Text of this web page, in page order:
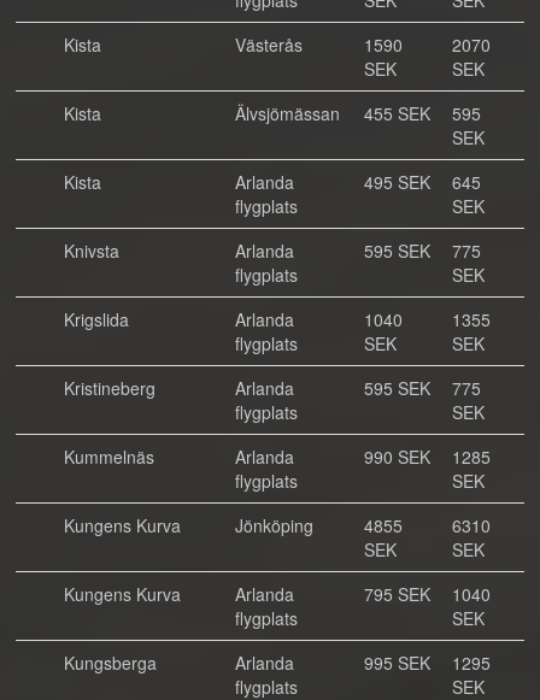
Kista
Västerås
1590
SEK
2070
SEK
Kista
Älvsjömässan 455 SEK
595
SEK
Kista
Arlanda
flygplats
495 SEK
645
SEK
Knivsta
Arlanda
flygplats
595 SEK
775
SEK
Krigslida
Arlanda
flygplats
1040
SEK
1355
SEK
Kristineberg
Arlanda
flygplats
595 SEK
775
SEK
Kummelnäs
Arlanda
flygplats
990 SEK
1285
SEK
Kungens Kurva
Jönköping
4855
SEK
6310
SEK
Kungens Kurva
Arlanda
flygplats
795 SEK
1040
SEK
Kungsberga
Arlanda
flygplats
995 SEK
1295
SEK